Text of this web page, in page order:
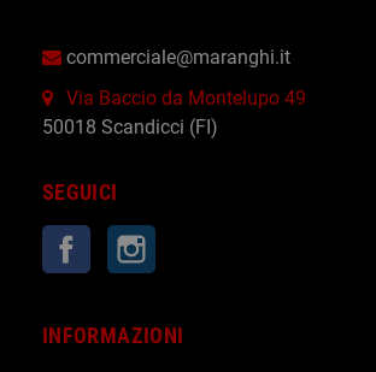
commerciale@maranghi.it
Via Baccio da Montelupo 49
50018 Scandicci (FI)
SEGUICI
Facebook
INFORMAZIONI